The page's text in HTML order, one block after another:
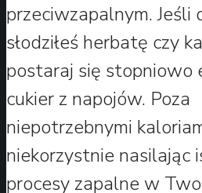
przeciwzapalnym. Jeśli
słodziłeś herbatę czy
postaraj się stopniowo
cukier z napojów. Poza
niepotrzebnymi
niekorzystnie nasilając
procesy zapalne w